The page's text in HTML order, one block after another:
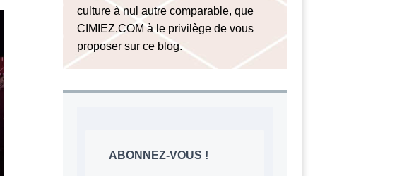
culture à nul autre comparable, que
CIMIEZ.COM à le privilège de vous
proposer sur ce blog.
ABONNEZ-VOUS !